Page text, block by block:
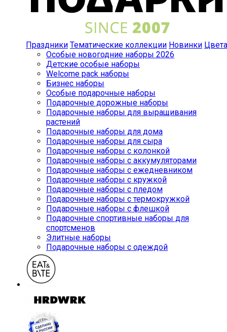
Праздники Тематические коллекции Новинки Цвета
Особые новогодние наборы 2026
Детские особые наборы
Welcome pack наборы
Бизнес наборы
Особые подарочные наборы
Подарочные дорожные наборы
Подарочные наборы для выращивания
растений
Подарочные наборы для дома
Подарочные наборы для сыра
Подарочные наборы с колонкой
Подарочные наборы с аккумуляторами
Подарочные наборы с ежедневником
Подарочные наборы с кружкой
Подарочные наборы с пледом
Подарочные наборы с термокружкой
Подарочные наборы с флешкой
Подарочные спортивные наборы для
спортсменов
Элитные наборы
Подарочные наборы с одеждой